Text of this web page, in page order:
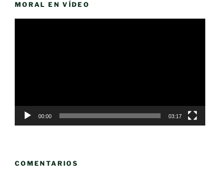
MORAL EN VÍDEO
00:00 03:17
COMENTARIOS